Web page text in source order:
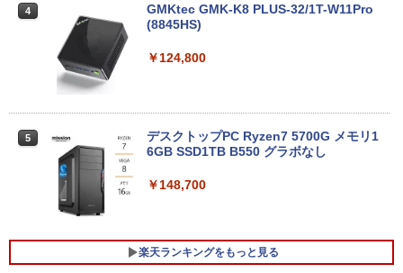
4
GMKtec GMK-K8 PLUS-32/1T-W11Pro
(8845HS)
￥124,800
5
デスクトップPC Ryzen7 5700G メモリ1
6GB SSD1TB B550 グラボなし
￥148,700
楽天ランキングをもっと見る